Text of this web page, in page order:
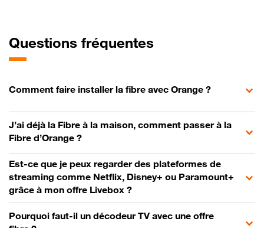
Questions fréquentes
Comment faire installer la fibre avec Orange ?
J’ai déjà la Fibre à la maison, comment passer à la
Fibre d’Orange ?
Est-ce que je peux regarder des plateformes de
streaming comme Netflix, Disney+ ou Paramount+
grâce à mon offre Livebox ?
Pourquoi faut-il un décodeur TV avec une offre